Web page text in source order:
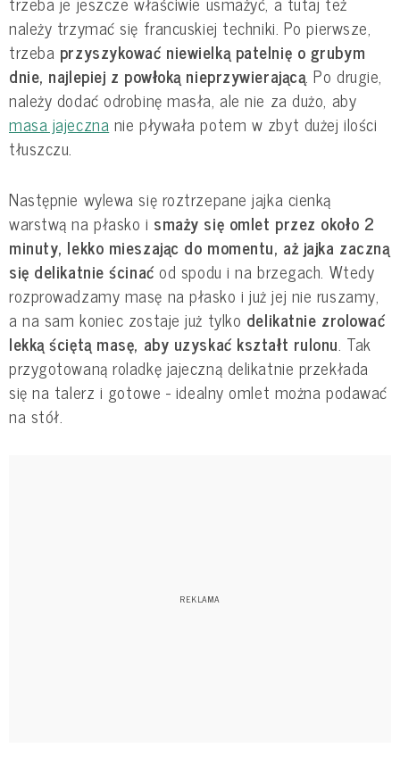
należy trzymać się francuskiej techniki. Po pierwsze,
trzeba przyszykować niewielką patelnię o grubym
dnie, najlepiej z powłoką nieprzywierającą. Po drugie,
należy dodać odrobinę masła, ale nie za dużo, aby
masa jajeczna nie pływała potem w zbyt dużej ilości
tłuszczu.
Następnie wylewa się roztrzepane jajka cienką
warstwą na płasko i smaży się omlet przez około 2
minuty, lekko mieszając do momentu, aż jajka zaczną
się delikatnie ścinać od spodu i na brzegach. Wtedy
rozprowadzamy masę na płasko i już jej nie ruszamy,
a na sam koniec zostaje już tylko delikatnie zrolować
lekką ściętą masę, aby uzyskać kształt rulonu. Tak
przygotowaną roladkę jajeczną delikatnie przekłada
się na talerz i gotowe - idealny omlet można podawać
na stół.